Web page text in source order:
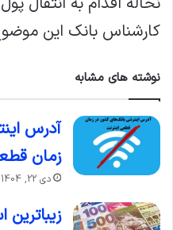
کارشناس بانک این
نوشته های مشابه
آدرس
زمان
دی 22, 1404